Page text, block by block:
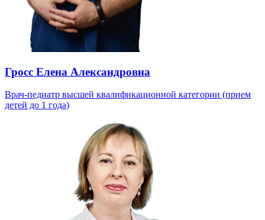
Гросс Елена Александровна
Врач-педиатр высшей квалификационной категории (прием
детей до 1 года)